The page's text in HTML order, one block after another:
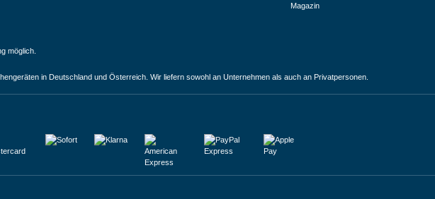
Magazin
möglich.
in Deutschland und Österreich. Wir liefern sowohl an Unternehmen als auch an Privatpersonen.